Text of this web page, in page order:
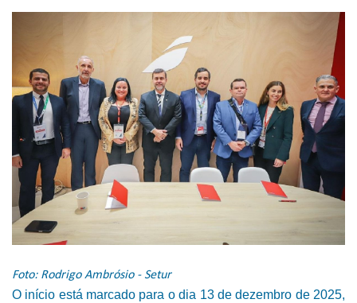
Foto: Rodrigo Ambrósio - Setur
O início está marcado para o dia 13 de dezembro de 2025,